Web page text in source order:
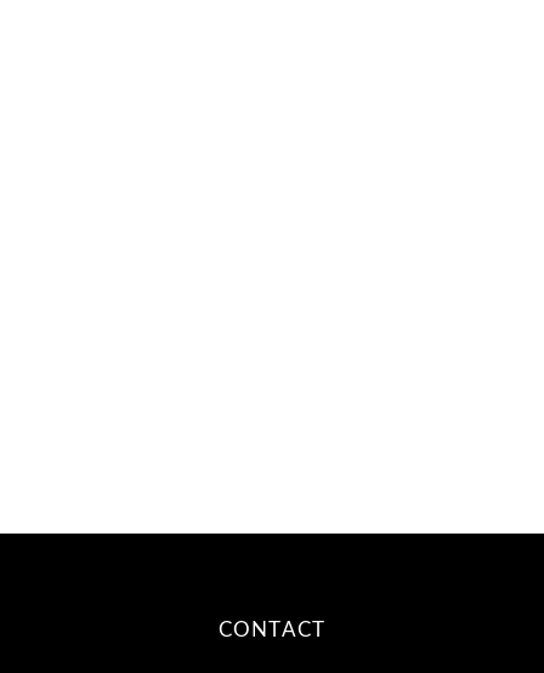
CONTACT